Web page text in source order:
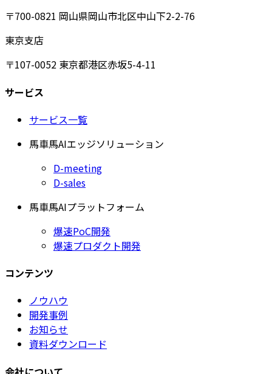
〒700-0821 岡山県岡山市北区中山下2-2-76
東京支店
〒107-0052 東京都港区赤坂5-4-11
サービス
サービス一覧
馬車馬AIエッジソリューション
D-meeting
D-sales
馬車馬AIプラットフォーム
爆速PoC開発
爆速プロダクト開発
コンテンツ
ノウハウ
開発事例
お知らせ
資料ダウンロード